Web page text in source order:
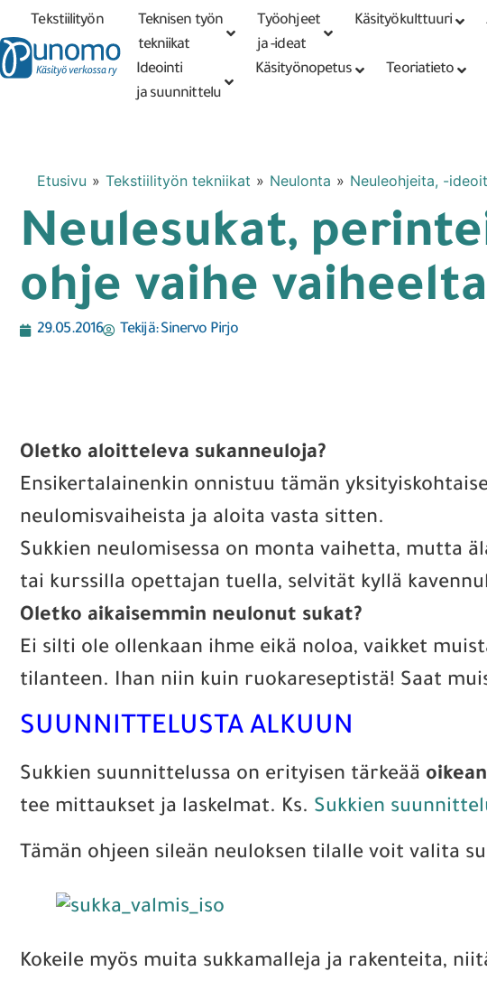
Tarkennettu
Tekstiilityön
tekniikat
Teknisen työn
tekniikat
Työohjeet
ja -ideat
Käsityökulttuuri
Ideointi
ja suunnittelu
Käsityönopetus Teoriatieto
Etusivu » Tekstiilityön tekniikat » Neulonta » Neuleohjeita, -
Neulesukat,
ohje vaihe vaiheelta
29.05.2016 Tekijä:Sinervo Pirjo
Oletko aloitteleva sukanneuloja?
Ensikertalainenkin onnistuu tämän
neulomisvaiheista ja aloita vasta sitten.
Sukkien neulomisessa on monta vaihetta, mutta
tai kurssilla opettajan tuella, selvität kyllä
Oletko aikaisemmin neulonut sukat?
Ei silti ole ollenkaan ihme eikä noloa, vaikket
tilanteen. Ihan niin kuin ruokareseptistä! Saat
SUUNNITTELUSTA ALKUUN
Sukkien suunnittelussa on erityisen tärkeää
tee mittaukset ja laskelmat. Ks. Sukkien
Tämän ohjeen sileän neuloksen tilalle voit valita
Kokeile myös muita sukkamalleja ja rakenteita,